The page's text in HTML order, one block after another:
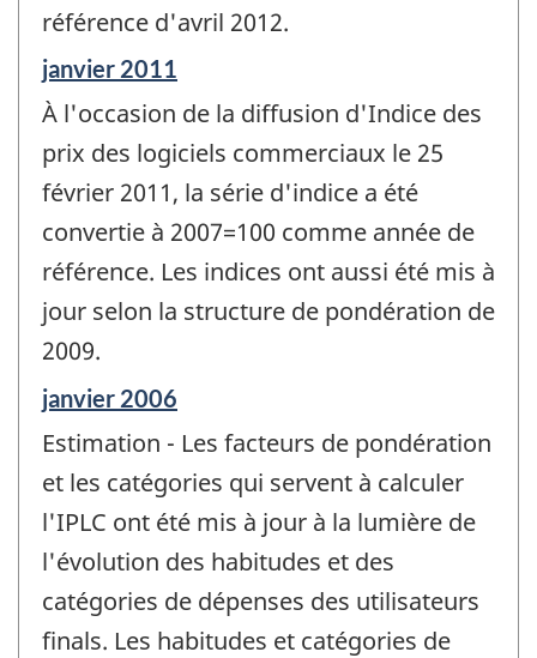
référence d'avril 2012.
Période
de
référence
de
changement
-
janvier 2011
À l'occasion de la diffusion d'Indice des
prix des logiciels commerciaux le 25
février 2011, la série d'indice a été
convertie à 2007=100 comme année de
référence. Les indices ont aussi été mis à
jour selon la structure de pondération de
2009.
Période
référence
de
changement
-
janvier 2006
Estimation - Les facteurs de pondération
et les catégories qui servent à calculer
l'IPLC ont été mis à jour à la lumière de
l'évolution des habitudes et des
catégories de dépenses des utilisateurs
finals. Les habitudes et catégories de